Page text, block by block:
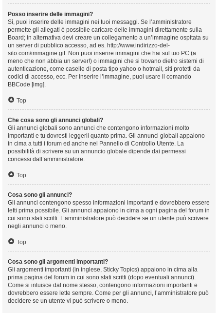
Posso inserire delle immagini?
Sì, puoi inserire delle immagini nei tuoi messaggi. Se l’amministratore
permette gli allegati è possibile caricare delle immagini direttamente sulla
Board; in alternativa devi creare un collegamento a un’immagine ospitata su
un server di pubblico accesso, ad es. http://www.indirizzo-del-
sito.com/immagine.gif. Non puoi inserire immagini che hai sul tuo PC (a
meno che non abbia un server!) o immagini che si trovano dietro sistemi di
autenticazione, come caselle di posta tipo yahoo o hotmail, siti protetti da
codici di accesso, ecc. Per inserire l’immagine, puoi usare il comando
BBCode [img].
Top
Che cosa sono gli annunci globali?
Gli annunci globali sono annunci che contengono informazioni molto
importanti e tu dovresti leggerli quanto prima. Gli annunci globali appaiono
in cima a tutti i forum ed anche nel Pannello di Controllo Utente. La
possibilità di scrivere su un annuncio globale dipende dai permessi
concessi dall’amministratore.
Top
Cosa sono gli annunci?
Gli annunci contengono spesso informazioni importanti e dovrebbero essere
letti prima possibile. Gli annunci appaiono in cima a ogni pagina del forum in
cui sono stati scritti. L’amministratore può decidere se un utente può scrivere
negli annunci o meno.
Top
Cosa sono gli argomenti importanti?
Gli argomenti importanti (in inglese, Sticky Topics) appaiono in cima alla
prima pagina del forum in cui sono stati scritti (dopo eventuali annunci).
Come si intuisce dal nome stesso, contengono informazioni importanti e
dovrebbero essere lette sempre. Come per gli annunci, l’amministratore può
decidere se un utente vi può scrivere o meno.